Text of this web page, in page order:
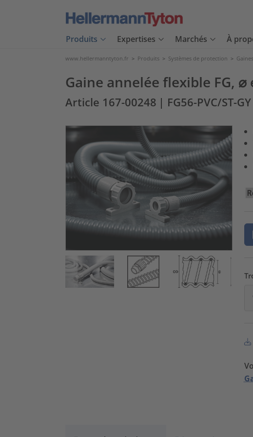
Produits Expertises Marchés À
www.hellermanntyton.fr > Produits > Systèmes de protection >
Gaine annelée flexible FG,
Article 167-00248 | FG56-PVC/ST-GY